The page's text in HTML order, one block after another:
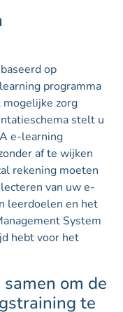
op
programma
zorg
stelt u
e-learning
af te wijken
rekening moeten
van uw e-
leerdoelen en het
System
hebt voor het
om de
te